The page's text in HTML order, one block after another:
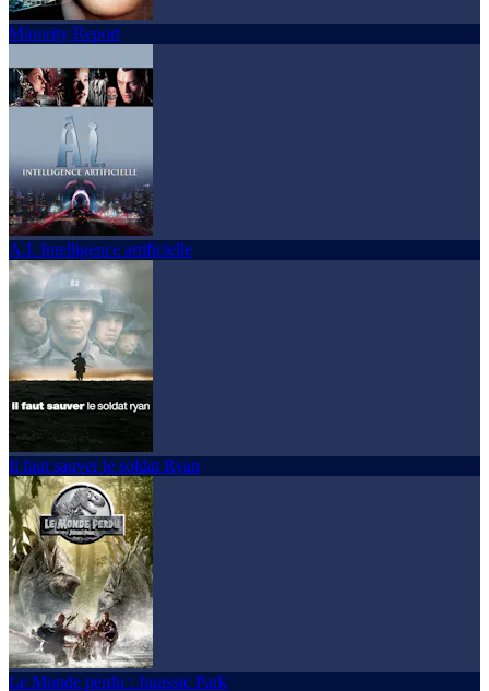
Minority Report
A.I. Intelligence artificielle
Il faut sauver le soldat Ryan
Le Monde perdu : Jurassic Park